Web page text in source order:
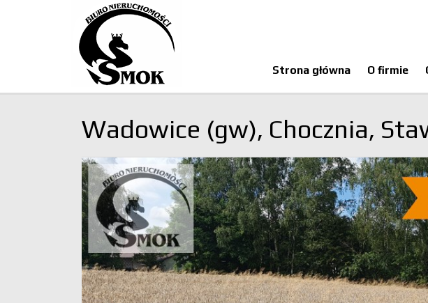
Strona główna O firmie
Wadowice (gw), Chocznia,